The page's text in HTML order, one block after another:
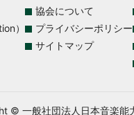
）
協会について
プライバシーポリシー
サイトマップ
© 一般社団法人日本音楽能